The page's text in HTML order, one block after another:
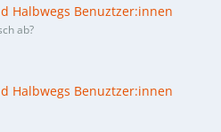
Halbwegs Benuztzer:innen
ab?
Halbwegs Benuztzer:innen